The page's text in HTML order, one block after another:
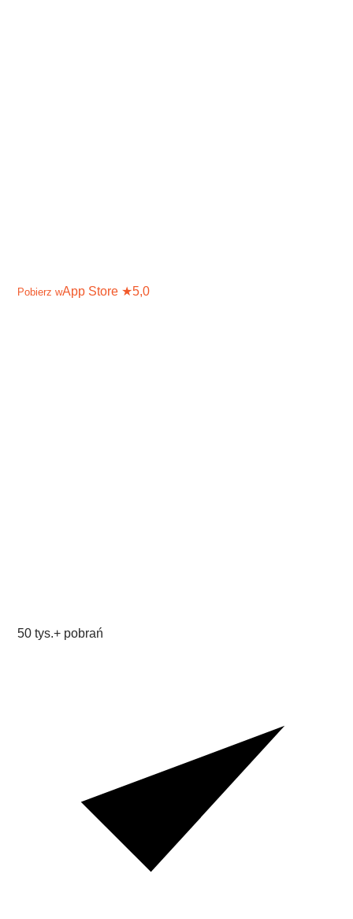
Pobierz wApp Store ★5,0
50 tys.+ pobrań